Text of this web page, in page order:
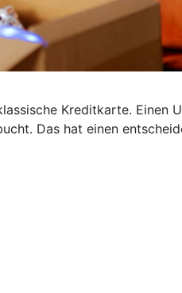
Kreditkarte.
Das hat einen